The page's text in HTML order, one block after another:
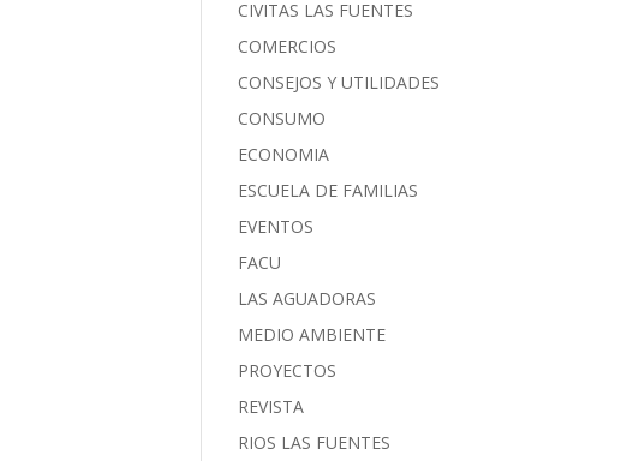
CIVITAS LAS FUENTES
COMERCIOS
CONSEJOS Y UTILIDADES
CONSUMO
ECONOMIA
ESCUELA DE FAMILIAS
EVENTOS
FACU
LAS AGUADORAS
MEDIO AMBIENTE
PROYECTOS
REVISTA
RIOS LAS FUENTES